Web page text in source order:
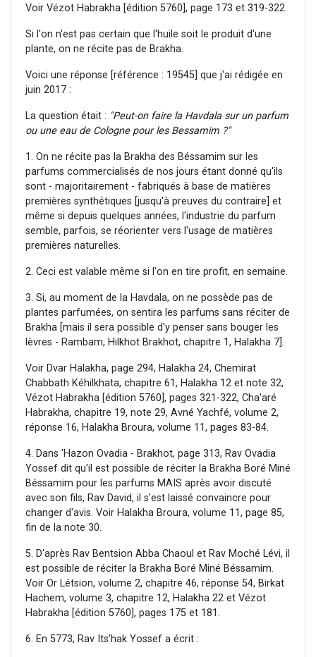
Voir Vézot Habrakha [édition 5760], page 173 et 319-322.
Si l'on n'est pas certain que l'huile soit le produit d'une
plante, on ne récite pas de Brakha.
Voici une réponse [référence : 19545] que j'ai rédigée en
juin 2017 :
La question était : "Peut-on faire la Havdala sur un parfum
ou une eau de Cologne pour les Bessamim ?"
1. On ne récite pas la Brakha des Béssamim sur les
parfums commercialisés de nos jours étant donné qu'ils
sont - majoritairement - fabriqués à base de matières
premières synthétiques [jusqu'à preuves du contraire] et
même si depuis quelques années, l'industrie du parfum
semble, parfois, se réorienter vers l'usage de matières
premières naturelles.
2. Ceci est valable même si l'on en tire profit, en semaine.
3. Si, au moment de la Havdala, on ne possède pas de
plantes parfumées, on sentira les parfums sans réciter de
Brakha [mais il sera possible d'y penser sans bouger les
lèvres - Rambam, Hilkhot Brakhot, chapitre 1, Halakha 7].
Voir Dvar Halakha, page 294, Halakha 24, Chemirat
Chabbath Kéhilkhata, chapitre 61, Halakha 12 et note 32,
Vézot Habrakha [édition 5760], pages 321-322, Cha'aré
Habrakha, chapitre 19, note 29, Avné Yachfé, volume 2,
réponse 16, Halakha Broura, volume 11, pages 83-84.
4. Dans 'Hazon Ovadia - Brakhot, page 313, Rav Ovadia
Yossef dit qu'il est possible de réciter la Brakha Boré Miné
Béssamim pour les parfums MAIS après avoir discuté
avec son fils, Rav David, il s'est laissé convaincre pour
changer d'avis. Voir Halakha Broura, volume 11, page 85,
fin de la note 30.
5. D'après Rav Bentsion Abba Chaoul et Rav Moché Lévi, il
est possible de réciter la Brakha Boré Miné Béssamim.
Voir Or Létsion, volume 2, chapitre 46, réponse 54, Birkat
Hachem, volume 3, chapitre 12, Halakha 22 et Vézot
Habrakha [édition 5760], pages 175 et 181.
6. En 5773, Rav Its’hak Yossef a écrit :